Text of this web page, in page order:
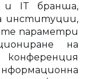
и IT бранша,
институции,
параметри
на
конференция